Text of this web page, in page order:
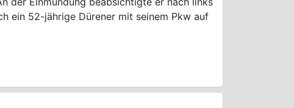
ein 52-jährige Dürener mit seinem Pkw auf